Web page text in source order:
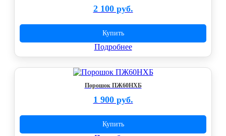
2 100 руб.
Купить
Подробнее
Порошок ПЖ60НХБ
1 900 руб.
Купить